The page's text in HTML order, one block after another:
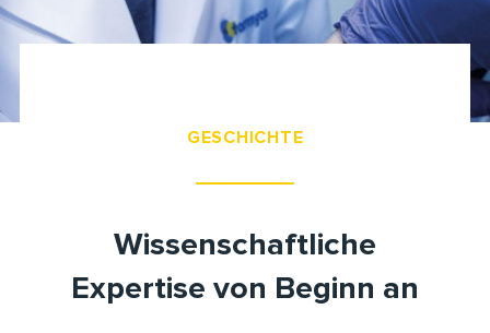
GESCHICHTE
Wissenschaft­liche
Expertise von Beginn an